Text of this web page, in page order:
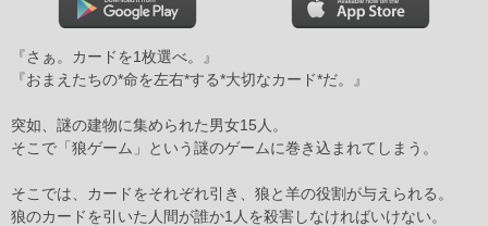
『さぁ。カードを1枚選べ。』
『おまえたちの*命を左右*する*大切なカード*だ。』
突如、謎の建物に集められた男女15人。
そこで「狼ゲーム」という謎のゲームに巻き込まれてしまう。
そこでは、カードをそれぞれ引き、狼と羊の役割が与えられる。
狼のカードを引いた人間が誰か1人を殺害しなければいけない。